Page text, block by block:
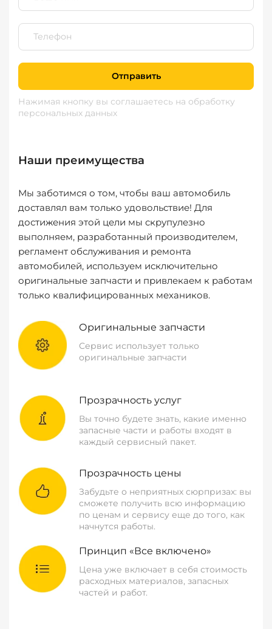
Отправить
Нажимая кнопку вы соглашаетесь на обработку
персональных данных
Наши преимущества
Мы заботимся о том, чтобы ваш автомобиль
доставлял вам только удовольствие! Для
достижения этой цели мы скрупулезно
выполняем, разработанный производителем,
регламент обслуживания и ремонта
автомобилей, используем исключительно
оригинальные запчасти и привлекаем к работам
только квалифицированных механиков.
Оригинальные запчасти
Сервис использует только
оригинальные запчасти
Прозрачность услуг
Вы точно будете знать, какие именно
запасные части и работы входят в
каждый сервисный пакет.
Прозрачность цены
Забудьте о неприятных сюрпризах: вы
сможете получить всю информацию
по ценам и сервису еще до того, как
начнутся работы.
Принцип «Все включено»
Цена уже включает в себя стоимость
расходных материалов, запасных
частей и работ.